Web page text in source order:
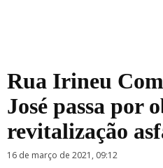
Rua Irineu
José passa por
revitalização
16 de março de 2021, 09:12